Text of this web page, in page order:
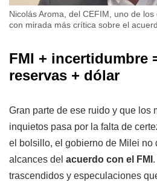
Nicolás Aroma, del CEFIM, uno de
con mirada más crítica sobre el
FMI + incertidumbre
reservas + dólar
Gran parte de ese ruido y que los
inquietos pasa por la falta de
el bolsillo, el gobierno de Milei no
alcances del acuerdo con el FMI
trascendidos y especulaciones